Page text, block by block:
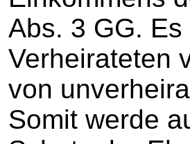
Abs. 3 GG.
Verheirateten
von
Somit werde